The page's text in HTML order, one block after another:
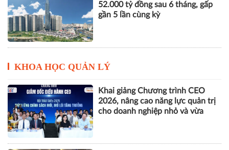
52.000 tỷ đồng sau 6 tháng, gấp
gần 5 lần cùng kỳ
KHOA HỌC QUẢN LÝ
Khai giảng Chương trình CEO
2026, nâng cao năng lực quản trị
cho doanh nghiệp nhỏ và vừa